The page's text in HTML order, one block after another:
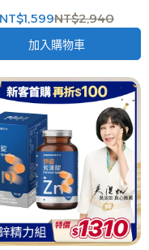
NT$1,599NT$2,940
加入購物車